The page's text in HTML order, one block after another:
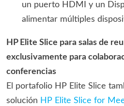
un puerto HDMI y un
alimentar múltiples
HP Elite Slice para salas de
exclusivamente para
conferencias
El portafolio HP Elite Slice
solución HP Elite Slice for